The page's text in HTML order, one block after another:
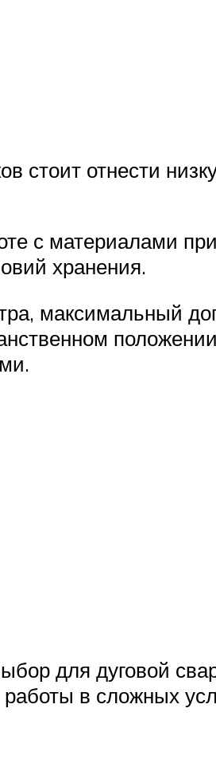
стоит отнести
с материалами
хранения.
максимальный
для дуговой
в сложных